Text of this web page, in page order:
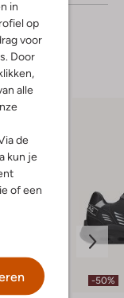
in
op
voor
Door
alle
de
kun je
of een
-50%